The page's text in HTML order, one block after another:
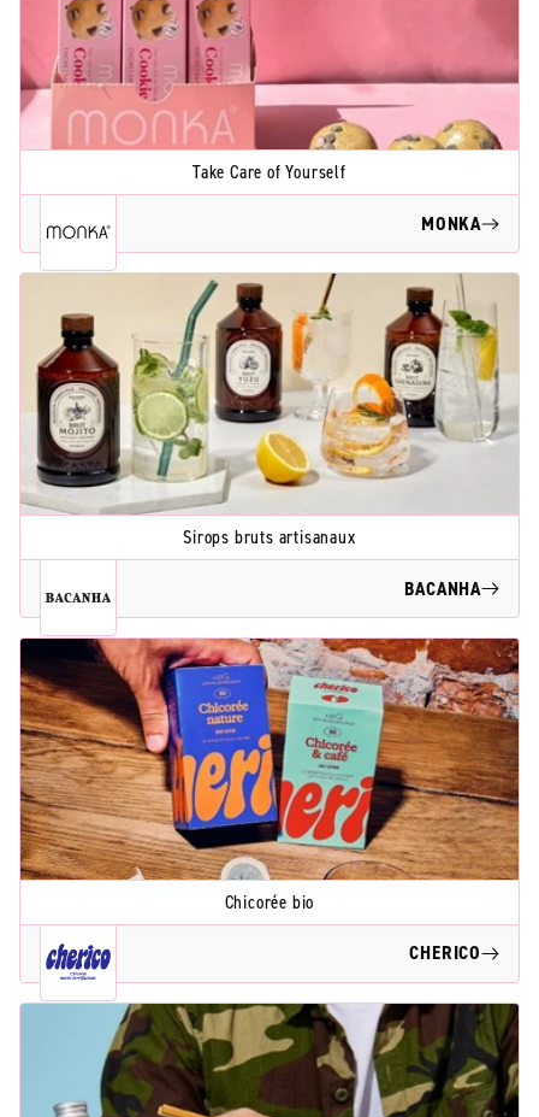
Take Care of Yourself
MONKA
Sirops bruts artisanaux
BACANHA
Chicorée bio
CHERICO